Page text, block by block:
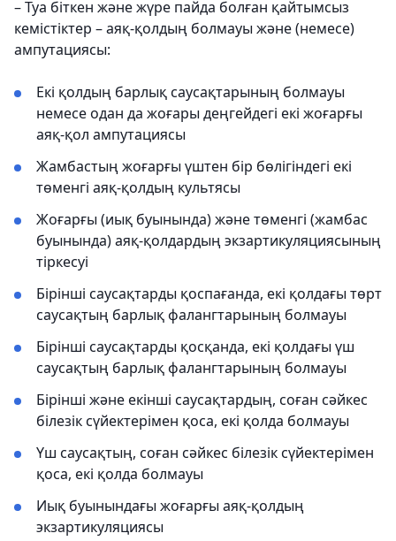
– Туа біткен және жүре пайда болған қайтымсыз
кемістіктер – аяқ-қолдың болмауы және (немесе)
ампутациясы:
Екі қолдың барлық саусақтарының болмауы
немесе одан да жоғары деңгейдегі екі жоғарғы
аяқ-қол ампутациясы
Жамбастың жоғарғы үштен бір бөлігіндегі екі
төменгі аяқ-қолдың культясы
Жоғарғы (иық буынында) және төменгі (жамбас
буынында) аяқ-қолдардың экзартикуляциясының
тіркесуі
Бірінші саусақтарды қоспағанда, екі қолдағы төрт
саусақтың барлық фалангтарының болмауы
Бірінші саусақтарды қосқанда, екі қолдағы үш
саусақтың барлық фалангтарының болмауы
Бірінші және екінші саусақтардың, соған сәйкес
білезік сүйектерімен қоса, екі қолда болмауы
Үш саусақтың, соған сәйкес білезік сүйектерімен
қоса, екі қолда болмауы
Иық буынындағы жоғарғы аяқ-қолдың
экзартикуляциясы